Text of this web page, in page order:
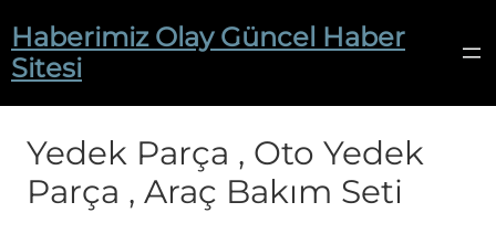
geçHaberimiz Olay Güncel Haber
Sitesi
Yedek Parça , Oto Yedek
Parça , Araç Bakım Seti